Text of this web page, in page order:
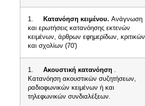
1. Κατανόηση κειμένου. Ανάγνωση
και ερωτήσεις κατανόησης εκτενών
κειμένων, άρθρων εφημερίδων, κριτικών
και σχολίων (70′)
1. Ακουστική κατανόηση .
Κατανόηση ακουστικών συζητήσεων,
ραδιοφωνικών κειμένων ή και
τηλεφωνικών συνδιαλέξεων.